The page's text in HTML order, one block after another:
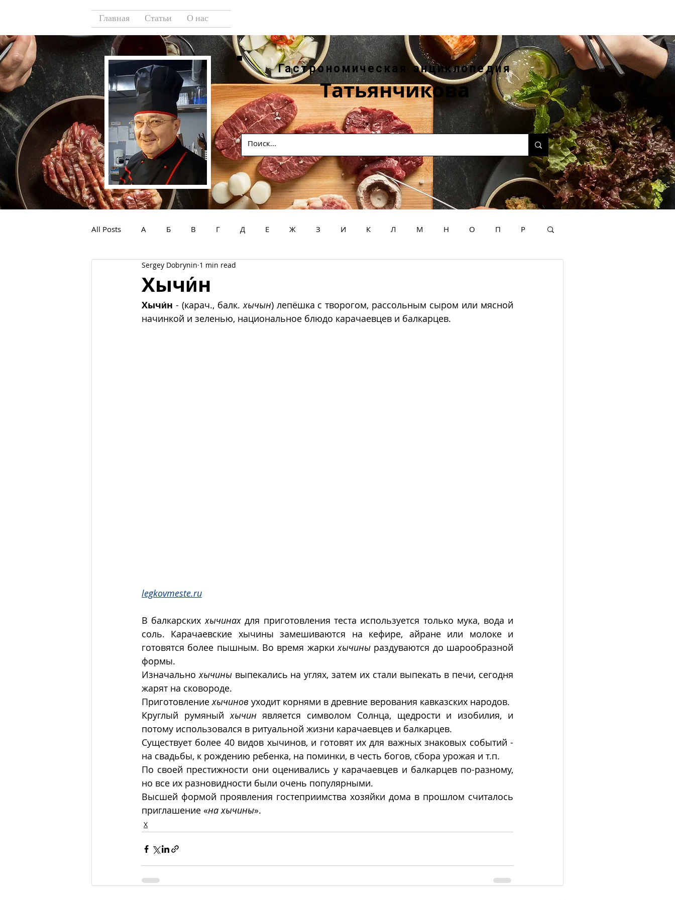
Главная Статьи О нас
Гастрономическая энциклопедия
Татьянчикова
All Posts А Б В Г Д Е Ж З И К Л М Н О П Р
У Ф Х
Хычи́н
Sergey Dobrynin 1 min read
Хычи́н - (карач., балк. хычын) лепёшка с творогом, рассольным сыром или мясной
начинкой и зеленью, национальное блюдо карачаевцев и балкарцев.
legkovmeste.ru
В балкарских хычинах для приготовления теста используется только мука, вода и
соль. Карачаевские хычины замешиваются на кефире, айране или молоке и
готовятся более пышным. Во время жарки хычины раздуваются до шарообразной
формы.
Изначально хычины выпекались на углях, затем их стали выпекать в печи, сегодня
жарят на сковороде.
Приготовление хычинов уходит корнями в древние верования кавказских народов.
Круглый румяный хычин является символом Солнца, щедрости и изобилия, и
потому использовался в ритуальной жизни карачаевцев и балкарцев.
Существует более 40 видов хычинов, и готовят их для важных знаковых событий -
на свадьбы, к рождению ребенка, на поминки, в честь богов, сбора урожая и т.п.
По своей престижности они оценивались у карачаевцев и балкарцев по-разному,
но все их разновидности были очень популярными.
Высшей формой проявления гостеприимства хозяйки дома в прошлом считалось
приглашение «на хычины».
Х